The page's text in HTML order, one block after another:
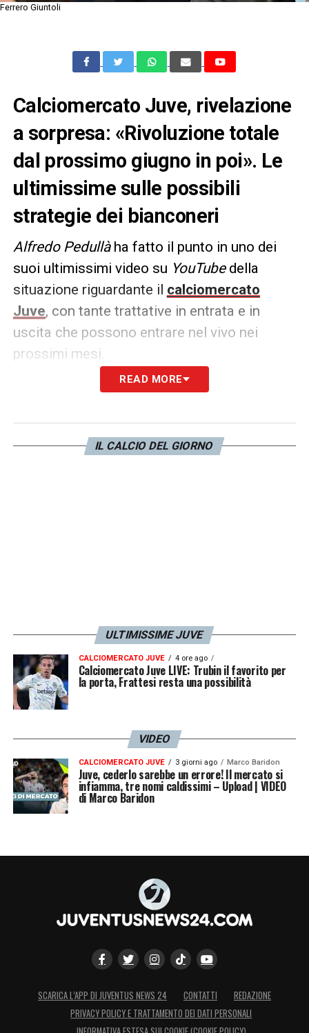
Ferrero Giuntoli
Calciomercato Juve, rivelazione
a sorpresa: «Rivoluzione totale
dal prossimo giugno in poi». Le
ultimissime sulle possibili
strategie dei bianconeri
Alfredo Pedullà ha fatto il punto in uno dei
suoi ultimissimi video su YouTubedella
situazione riguardante il calciomercato
Juve, con tante trattative in entrata e in
uscita che possono entrare nel vivo nei
prossimi mesi.
Secondo quanto riportato dall’esperto di
dell’organico bianconero. A partire
READ MORE
IL CALCIO DEL GIORNO
ULTIMISSIME JUVE
CALCIOMERCATO JUVE 4 ore ago
Calciomercato Juve LIVE: Trubin il favorito per
la porta, Frattesi resta una possibilità
VIDEO
CALCIOMERCATO JUVE 3 giorni ago Marco Baridon
Juve, cederlo sarebbe un errore! Il mercato si
infiamma, tre nomi caldissimi – Upload | VIDEO
di Marco Baridon
SCARICA L’APP DI JUVENTUS NEWS 24 CONTATTI
REDAZIONE
PRIVACY POLICY E TRATTAMENTO DEI DATI PERSONALI